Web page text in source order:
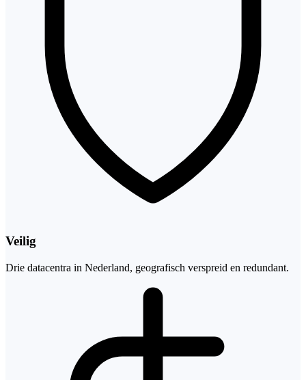
Veilig
Drie datacentra in Nederland, geografisch verspreid en redundant.